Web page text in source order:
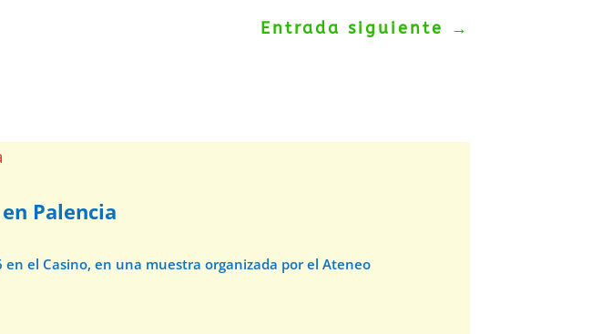
Entrada siguiente →
Palencia
en el Casino, en una muestra organizada por el Ateneo